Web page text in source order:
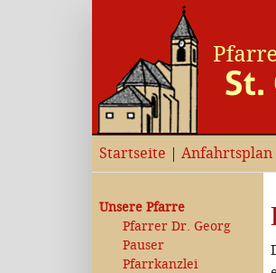
Startseite | Anfahrtsplan
Unsere Pfarre
Pfarrer Dr. Georg
Pauser
Pfarrkanzlei